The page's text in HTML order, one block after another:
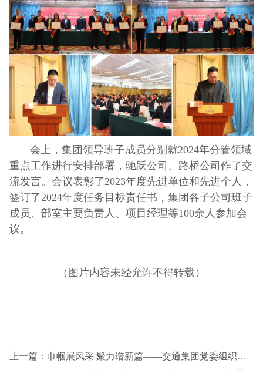
会上，集团领导班子成员分别就2024年分管领域
重点工作进行安排部署，驰跃公司、路桥公司作了交
流发言。会议表彰了2023年度先进单位和先进个人，
签订了2024年度任务目标责任书，集团各子公司班子
成员、部室主要负责人、项目经理等100余人参加会
议。
（ 图片内容未经允许不得转载）
上一篇：巾帼展风采 聚力谱新篇——交通集团党委组织开展庆祝“三八节”主题活动